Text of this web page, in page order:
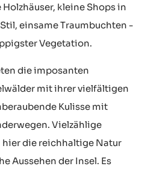
kleine Shops in
einsame Traumbuchten -
Vegetation.
die imposanten
mit ihrer vielfältigen
Kulisse mit
Vielzählige
hier die reichhaltige Natur
Aussehen der Insel. Es